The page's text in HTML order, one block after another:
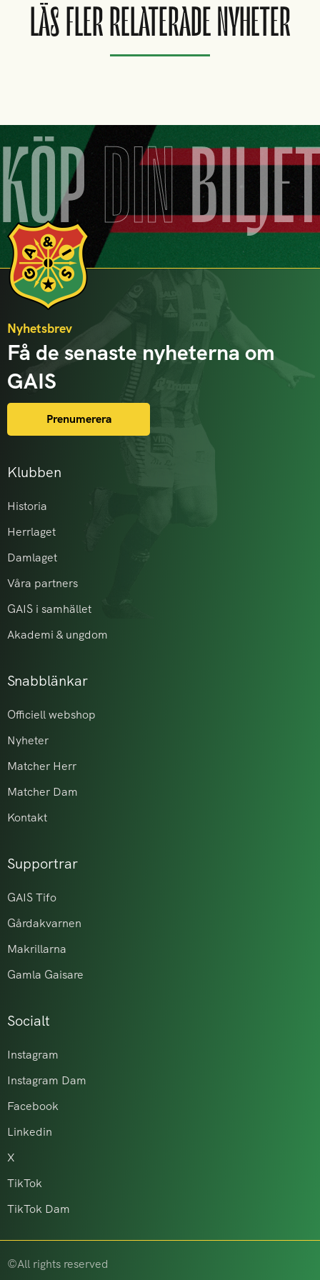
LÄS FLER RELATERADE NYHETER
KÖPDIN
Klubben
Historia
Herrlaget
Damlaget
Våra partners
GAIS i samhället
Akademi & ungdom
Snabblänkar
Officiell webshop
Nyheter
Matcher Herr
Matcher Dam
Kontakt
Supportrar
GAIS Tifo
Gårdakvarnen
Makrillarna
Gamla Gaisare
Socialt
Instagram
Instagram Dam
Facebook
Linkedin
X
TikTok
TikTok Dam
Nyhetsbrev
Få de senaste nyheterna om
GAIS
Prenumerera
©All rights reserved